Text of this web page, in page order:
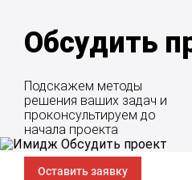
Обсудить
Подскажем методы
решения ваших задач и
проконсультируем до
начала проекта
Оставить заявку